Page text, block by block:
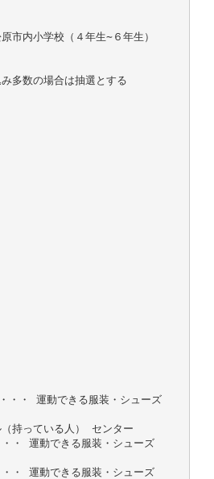
市内小学校（４年生∼６年生）
多数の場合は抽選とする
・ 運動できる服装・シューズ
（持っている人） センター
・ 運動できる服装・シューズ
・ 運動できる服装・シューズ